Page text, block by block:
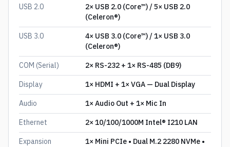
USB 2.0
2× USB 2.0 (Core™) / 5× USB 2.0
(Celeron®)
USB 3.0
4× USB 3.0 (Core™) / 1× USB 3.0
(Celeron®)
COM (Serial)
2× RS-232 + 1× RS-485 (DB9)
Display
1× HDMI + 1× VGA — Dual Display
Audio
1× Audio Out + 1× Mic In
Ethernet
2× 10/100/1000M Intel® I210 LAN
Expansion
1× Mini PCIe • Dual M.2 2280 NVMe •